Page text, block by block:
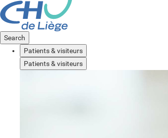
Search
Patients & visiteurs
Patients & visiteurs